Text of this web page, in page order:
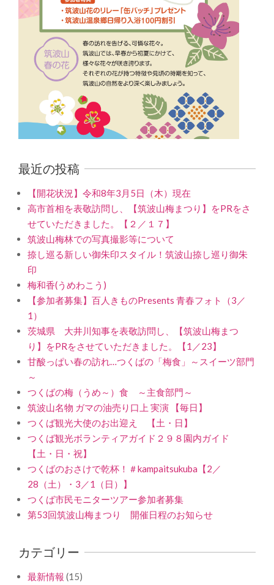
最近の投稿
【開花状況】令和8年3月5日（木）現在
高市首相を表敬訪問し、【筑波山梅まつり】をPRをさ
せていただきました。【２／１７】
筑波山梅林での写真撮影等について
捺し巡る新しい御朱印スタイル！筑波山捺し巡り御朱
印
梅和香(うめわこう)
【参加者募集】百人きものPresents 青春フォト（3／
1）
茨城県 大井川知事を表敬訪問し、【筑波山梅まつ
り】をPRをさせていただきました。【1／23】
甘酸っぱい春の訪れ…つくばの「梅食」～スイーツ部門
～
つくばの梅（うめ～）食 ～主食部門～
筑波山名物 ガマの油売り口上 実演 【毎日】
つくば観光大使のお出迎え 【土・日】
つくば観光ボランティアガイド２９８園内ガイド
【土・日・祝】
つくばのおさけで乾杯！＃kampaitsukuba【2／
28（土）・3／1（日）】
つくば市民モニターツアー参加者募集
第53回筑波山梅まつり 開催日程のお知らせ
カテゴリー
最新情報 (15)